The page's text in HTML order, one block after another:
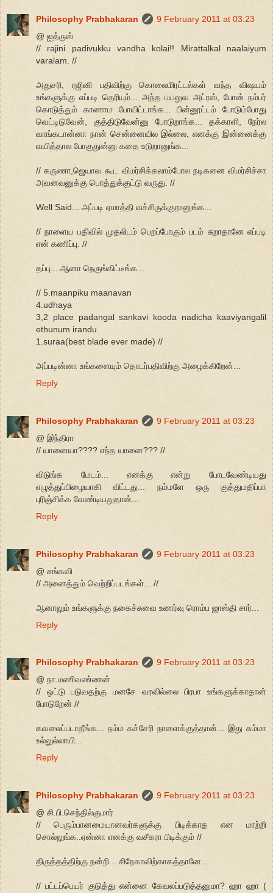
Philosophy Prabhakaran
9 February 2011 at 03:23
@ ஐத்ருஸ்
// rajini padivukku vandha kolai!! Mirattalkal naalaiyum
varalam. //
அதுசரி, ரஜினி பதிவிற்கு கொலைமிரட்டல்கள் வந்த விஷயம்
உங்களுக்கு எப்படி தெரியும்... அந்த பயலுவ அட்ரஸ், போன் நம்பர்
கொடுத்தும் காணாம போயிட்டாங்க... பின்னூட்டம் போடும்போது
வெட்டிடுவேன், குத்திடுவேன்னு போடுறாங்க... தக்காளி, நேர்ல
வாங்கடான்னா நான் சென்னையில இல்லை, எனக்கு இன்னைக்கு
வயித்தால போகுதுன்னு கதை உடுறானுங்க...
// கருணா,ஜெயாவ கூட விமர்சிக்கலாம்போல நடிகனை விமர்சிச்சா
அவனவனுக்கு பொத்துக்குட்டு வருது. //
Well Said... அப்படி ஏமாத்தி வச்சிருக்குறானுங்க...
// நாளைய பதிவில் முதலிடம் பெறப்போகும் படம் சுறாதானே எப்படி
என் கணிப்பு. //
தப்பு... ஆனா நெருங்கிட்டீங்க...
// 5.maanpiku maanavan
4.udhaya
3,2 place padangal sankavi kooda nadicha kaaviyangalil
ethunum irandu
1.suraa(best blade ever made) //
அப்படின்னா உங்களையும் தொடர்பதிவிற்கு அழைக்கிறேன்...
Reply
Philosophy Prabhakaran
9 February 2011 at 03:23
@ இந்திரா
// யானையா???? எந்த யானை??? //
விடுங்க மேடம்... எனக்கு என்று போடவேண்டியது
எழுத்துப்பிழையாகி விட்டது... நம்மளே ஒரு குத்துமதிப்பா
புரிஞ்சிக்க வேண்டியதுதான்...
Reply
Philosophy Prabhakaran
9 February 2011 at 03:23
@ சங்கவி
// அனைத்தும் வெற்றிப்படங்கள்... //
ஆனாலும் உங்களுக்கு நகைச்சுவை உணர்வு ரொம்ப ஜாஸ்தி சார்...
Reply
Philosophy Prabhakaran
9 February 2011 at 03:23
@ நா.மணிவண்ணன்
// ஒட்டு படுவதற்கு மனசே வரவில்லை பிரபா உங்களுக்காதான்
போடுறேன் //
கவலைப்படாதீங்க... நம்ம கச்சேரி நாளைக்குத்தான்... இது சும்மா
உல்லுல்லாயி...
Reply
Philosophy Prabhakaran
9 February 2011 at 03:23
@ சி.பி.செந்தில்குமார்
// பெரும்பானமையானவர்களுக்கு பிடிக்காத என மாற்றி
சொல்லுங்க..ஏன்னா எனக்கு வசீகரா பிடிக்கும் //
திருத்தத்திற்கு நன்றி... சிநேகாவிற்காகத்தானே...
// பட்டப்பெயர் குடுத்து என்னை கேவலப்படுத்தனுமா? ஹா ஹா (